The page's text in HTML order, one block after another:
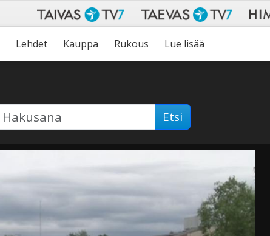
Lehdet Kauppa Rukous Lue lisää
Etsi